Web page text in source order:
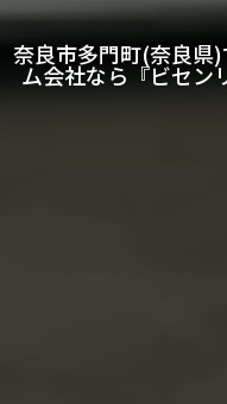
奈良市多門町(奈良県
ム会社なら『ビセン